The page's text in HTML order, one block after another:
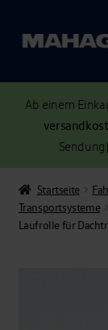
Ab einem
Startseite
Transportsysteme
Laufrolle für